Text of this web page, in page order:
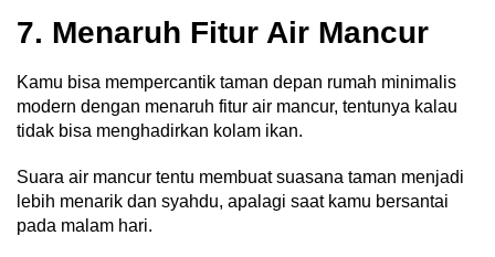
7. Menaruh Fitur Air Mancur
Kamu bisa mempercantik taman depan rumah minimalis
modern dengan menaruh fitur air mancur, tentunya kalau
tidak bisa menghadirkan kolam ikan.
Suara air mancur tentu membuat suasana taman menjadi
lebih menarik dan syahdu, apalagi saat kamu bersantai
pada malam hari.